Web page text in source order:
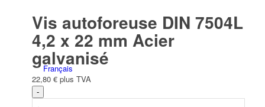
Français
Vis autoforeuse DIN 7504L
4,2 x 22 mm Acier
galvanisé
22,80 € plus TVA